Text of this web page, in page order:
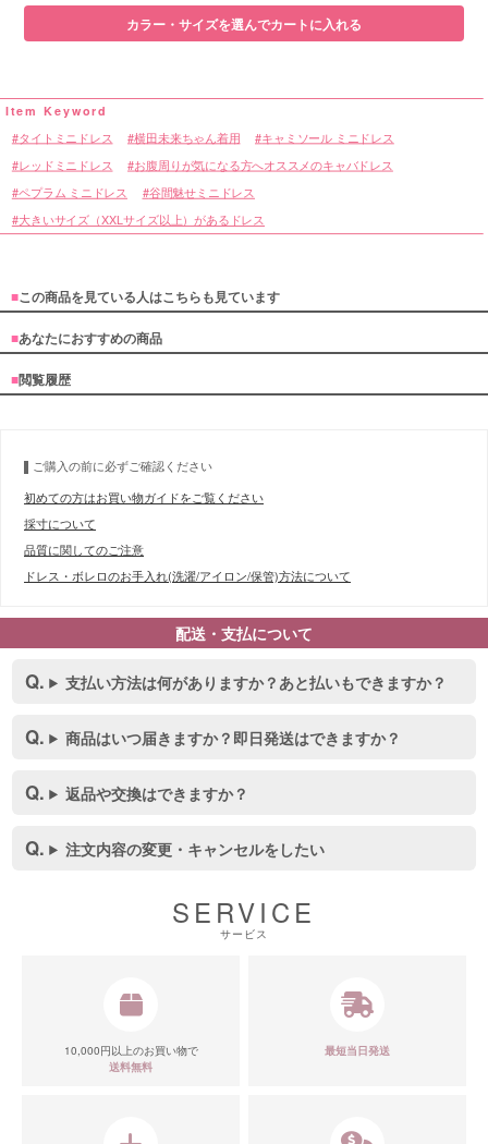
カラー・サイズを選んでカートに入れる
タイトミニドレス 横田未来ちゃん着用 キャミソール ミニドレス
レッドミニドレス お腹周りが気になる方へオススメのキャバドレス
ペプラム ミニドレス
谷間魅せミニドレス
大きいサイズ（XXLサイズ以上）があるドレス
■この商品を見ている人はこちらも見ています
■あなたにおすすめの商品
■閲覧履歴
ご購入の前に必ずご確認ください
初めての方はお買い物ガイドをご覧ください
採寸について
品質に関してのご注意
ドレス・ボレロのお手入れ(洗濯/アイロン/保管)方法について
配送・支払について
支払い方法は何がありますか？あと払いもできますか？
商品はいつ届きますか？即日発送はできますか？
返品や交換はできますか？
注文内容の変更・キャンセルをしたい
SERVICE
サービス
10,000円以上のお買い物で
送料無料
最短当日発送